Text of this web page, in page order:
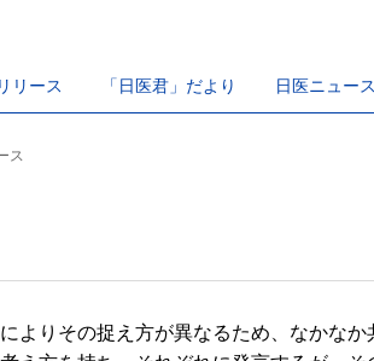
リース 「日医君」だより 日医ニュース
ス
りその捉え方が異なるため、なかなか